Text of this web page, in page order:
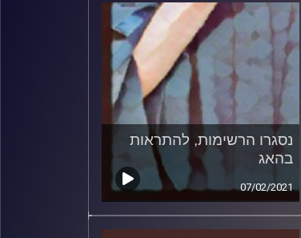
נסגרו הרשימות, להתראות
בהאג
07/02/2021